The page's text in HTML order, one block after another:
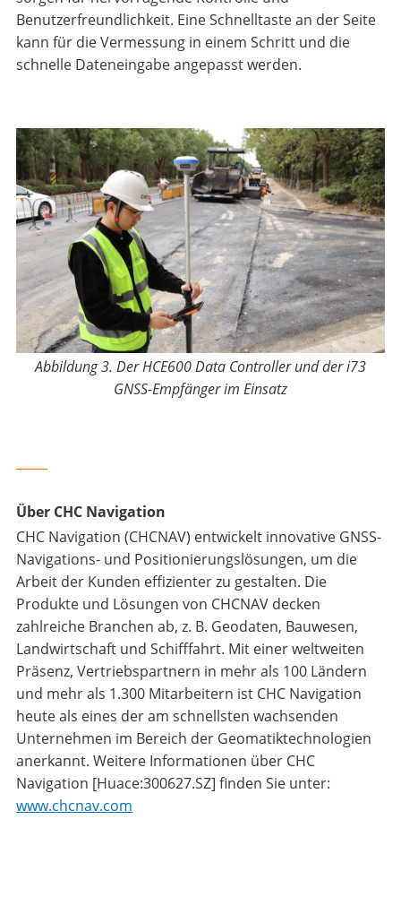
Benutzerfreundlichkeit. Eine Schnelltaste an der Seite
kann für die Vermessung in einem Schritt und die
schnelle Dateneingabe angepasst werden.
Abbildung 3. Der HCE600 Data Controller und der i73
GNSS-Empfänger im Einsatz
Über CHC Navigation
CHC Navigation (CHCNAV) entwickelt innovative GNSS-
Navigations- und Positionierungslösungen, um die
Arbeit der Kunden effizienter zu gestalten. Die
Produkte und Lösungen von CHCNAV decken
zahlreiche Branchen ab, z. B. Geodaten, Bauwesen,
Landwirtschaft und Schifffahrt. Mit einer weltweiten
Präsenz, Vertriebspartnern in mehr als 100 Ländern
und mehr als 1.300 Mitarbeitern ist CHC Navigation
heute als eines der am schnellsten wachsenden
Unternehmen im Bereich der Geomatiktechnologien
anerkannt. Weitere Informationen über CHC
Navigation [Huace:300627.SZ] finden Sie unter:
www.chcnav.com